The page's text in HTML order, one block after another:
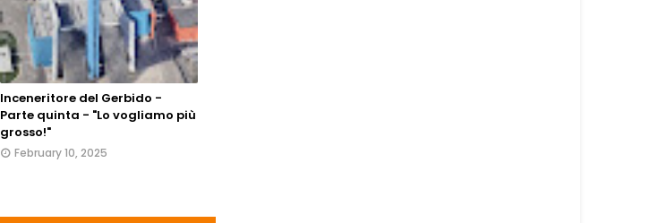
Inceneritore del Gerbido -
Parte quinta - "Lo vogliamo più
grosso!"
February 10, 2025